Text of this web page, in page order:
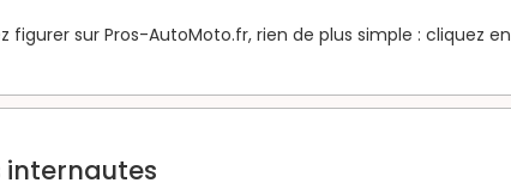
sur Pros-AutoMoto.fr, rien de plus simple : cliquez en
internautes